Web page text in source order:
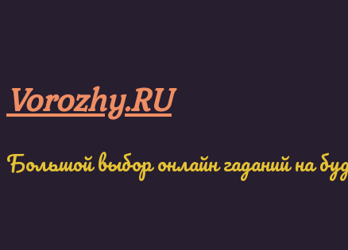
Vorozhy.RU
Большой выбор онлайн гаданий на